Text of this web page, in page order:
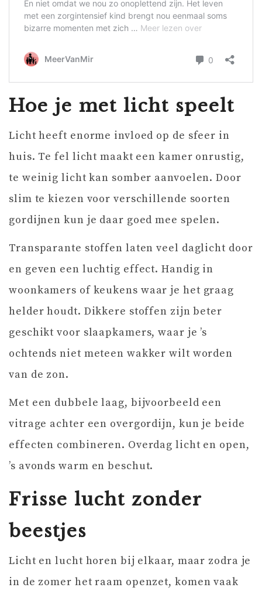
Hoe je met licht speelt
Licht heeft enorme invloed op de sfeer in
huis. Te fel licht maakt een kamer onrustig,
te weinig licht kan somber aanvoelen. Door
slim te kiezen voor verschillende soorten
gordijnen kun je daar goed mee spelen.
Transparante stoffen laten veel daglicht door
en geven een luchtig effect. Handig in
woonkamers of keukens waar je het graag
helder houdt. Dikkere stoffen zijn beter
geschikt voor slaapkamers, waar je ’s
ochtends niet meteen wakker wilt worden
van de zon.
Met een dubbele laag, bijvoorbeeld een
vitrage achter een overgordijn, kun je beide
effecten combineren. Overdag licht en open,
’s avonds warm en beschut.
Frisse lucht zonder
beestjes
Licht en lucht horen bij elkaar, maar zodra je
in de zomer het raam openzet, komen vaak